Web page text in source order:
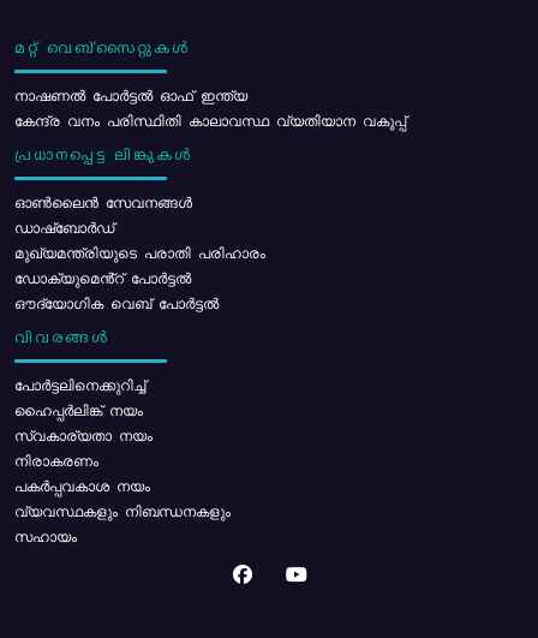
മറ്റ് വെബ്സൈറ്റുകൾ
നാഷണൽ പോർട്ടൽ ഓഫ് ഇന്ത്യ
കേന്ദ്ര വനം പരിസ്ഥിതി കാലാവസ്ഥ വ്യതിയാന വകുപ്പ്
പ്രധാനപ്പെട്ട ലിങ്കുകൾ
ഓൺലൈൻ സേവനങ്ങൾ
ഡാഷ്ബോർഡ്
മുഖ്യമന്ത്രിയുടെ പരാതി പരിഹാരം
ഡോക്യുമെൻ്റ് പോർട്ടൽ
ഔദ്യോഗിക വെബ് പോർട്ടൽ
വിവരങ്ങൾ
പോര്‍ട്ടലിനെക്കുറിച്ച്
ഹൈപ്പർലിങ്ക് നയം
സ്വകാര്യതാ നയം
നിരാകരണം
പകർപ്പവകാശ നയം
വ്യവസ്ഥകളും നിബന്ധനകളും
സഹായം